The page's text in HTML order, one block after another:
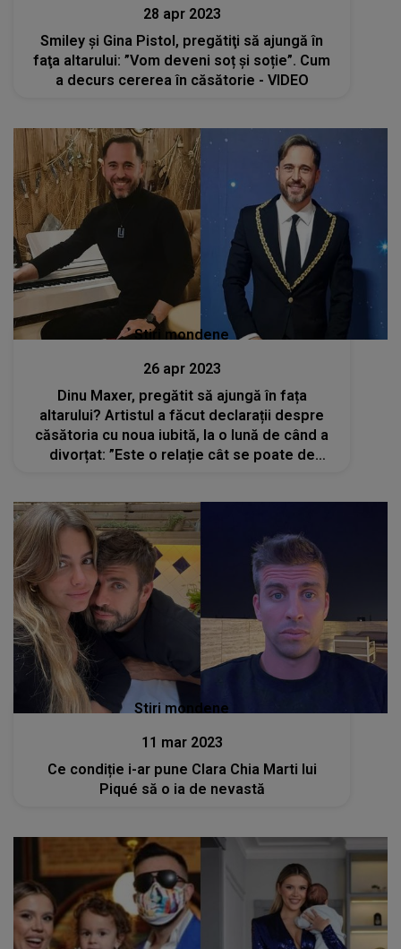
28 apr 2023
Smiley și Gina Pistol, pregătiţi să ajungă în
faţa altarului: ”Vom deveni soț și soție”. Cum
a decurs cererea în căsătorie - VIDEO
Stiri mondene
26 apr 2023
Dinu Maxer, pregătit să ajungă în fața
altarului? Artistul a făcut declarații despre
căsătoria cu noua iubită, la o lună de când a
divorțat: ”Este o relație cât se poate de
Stiri mondene
11 mar 2023
Ce condiție i-ar pune Clara Chia Marti lui
Piqué să o ia de nevastă